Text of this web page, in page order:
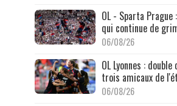
OL - Sparta Prague
qui continue de
06/08/26
OL Lyonnes :
trois amicaux de
06/08/26